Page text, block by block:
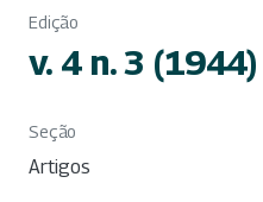
Edição
v. 4 n. 3 (1944)
Seção
Artigos